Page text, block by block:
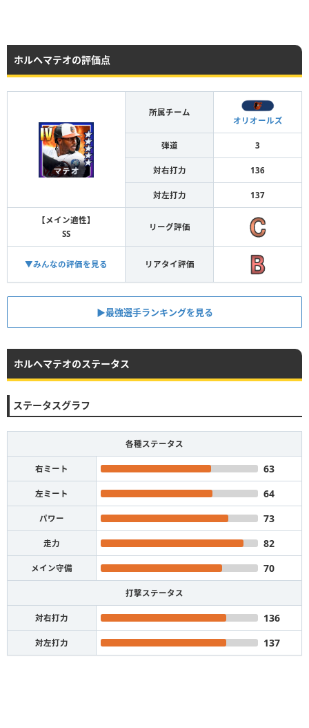
ホルヘマテオの評価点
所属チーム
オリオールズ
弾道 3
対右打力 136
対左打力 137
【メイン適性】
SS
リーグ評価
▼みんなの評価を見る リアタイ評価
▶︎最強選手ランキングを見る
ホルヘマテオのステータス
ステータスグラフ
各種ステータス
右ミート 63
左ミート 64
パワー 73
走力 82
メイン守備 70
打撃ステータス
対右打力 136
対左打力 137